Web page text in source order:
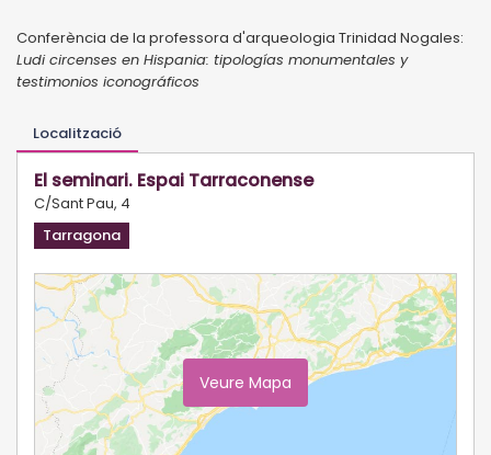
Conferència de la professora d'arqueologia Trinidad Nogales:
Ludi circenses en Hispania: tipologías monumentales y
testimonios iconográficos
Localització
El seminari. Espai Tarraconense
C/Sant Pau, 4
Tarragona
Veure Mapa